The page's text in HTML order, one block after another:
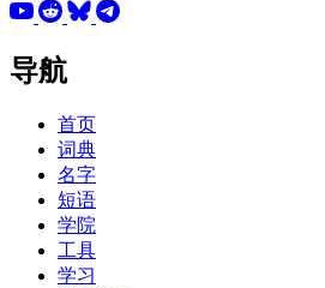
导航
首页
词典
名字
短语
学院
工具
学习